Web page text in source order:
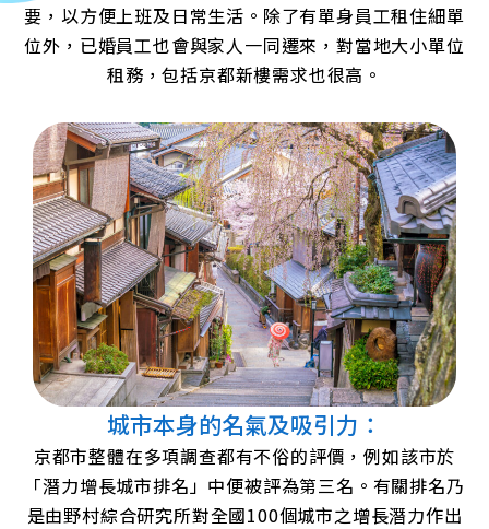
要，以方便上班及日常生活。除了有單身員工租住細單
位外，已婚員工也會與家人一同遷來，對當地大小單位
租務，包括京都新樓需求也很高。
城市本身的名氣及吸引力：
京都市整體在多項調查都有不俗的評價，例如該市於
「潛力增長城市排名」中便被評為第三名。有關排名乃
是由野村綜合研究所對全國100個城市之增長潛力作出